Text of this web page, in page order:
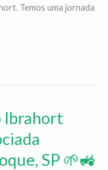
Temos uma jornada
Ibrahort
SP 🌱🚜